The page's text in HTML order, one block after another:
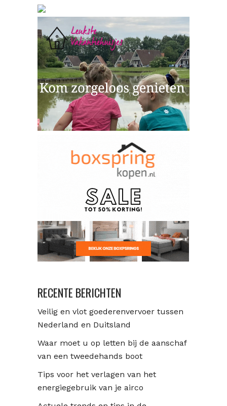
RECENTE BERICHTEN
Veilig en vlot goederenvervoer tussen
Nederland en Duitsland
Waar moet u op letten bij de aanschaf
van een tweedehands boot
Tips voor het verlagen van het
energiegebruik van je airco